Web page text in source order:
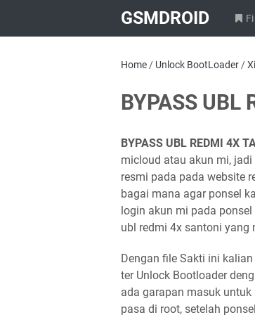
GSMDROID
Home / Unlock BootLoader /
BYPASS UBL
BYPASS UBL REDMI 4X
micloud atau akun mi,
resmi pada pada website
bagai mana agar ponsel
login akun mi pada
ubl redmi 4x santoni
Dengan file Sakti ini
ter Unlock Bootloader
ada garapan masuk
pasa di root, setelah